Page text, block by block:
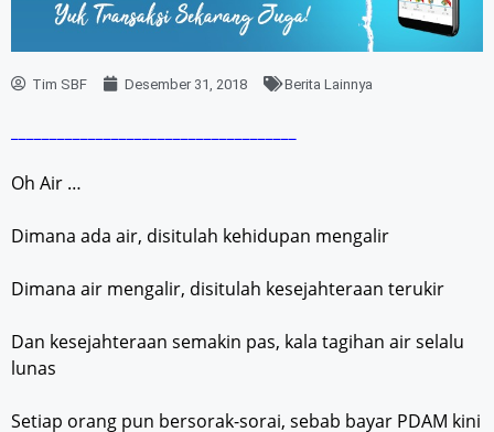
Tim SBF Desember 31, 2018 Berita Lainnya
Oh Air …
Dimana ada air, disitulah kehidupan mengalir
Dimana air mengalir, disitulah kesejahteraan terukir
Dan kesejahteraan semakin pas, kala tagihan air selalu
lunas
Setiap orang pun bersorak-sorai, sebab bayar PDAM kini